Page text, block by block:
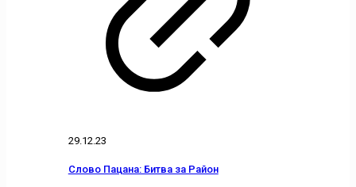
29.12.23
Слово Пацана: Битва за Район